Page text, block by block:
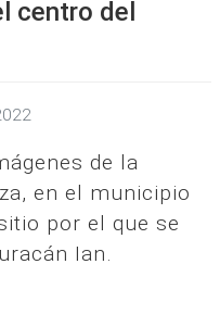
centro del
de la
en el municipio
por el que se
Ian.